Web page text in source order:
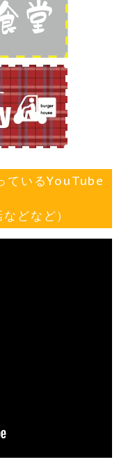
ているYouTube
どなど）